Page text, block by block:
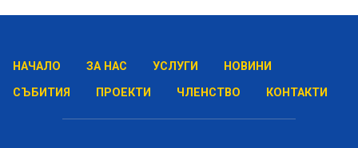
НАЧАЛО ЗА НАС УСЛУГИ
НОВИНИ
СЪБИТИЯ
ПРОЕКТИ ЧЛЕНСТВО КОНТАКТИ